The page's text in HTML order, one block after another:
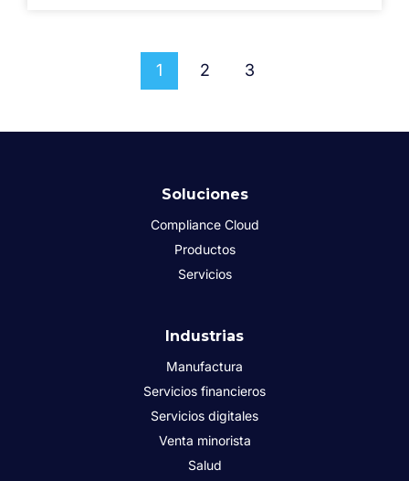
1 2 3
Soluciones
Compliance Cloud
Productos
Servicios
Industrias
Manufactura
Servicios financieros
Servicios digitales
Venta minorista
Salud